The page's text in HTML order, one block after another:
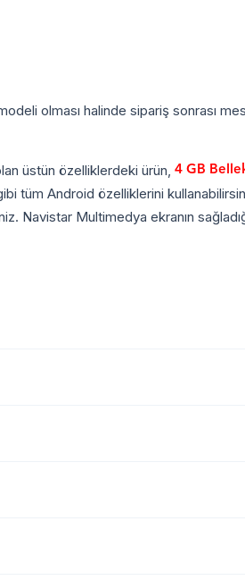
olması halinde sipariş sonrası
üstün özelliklerdeki ürün, 4 GB
tüm Android özelliklerini
Navistar Multimedya ekranın